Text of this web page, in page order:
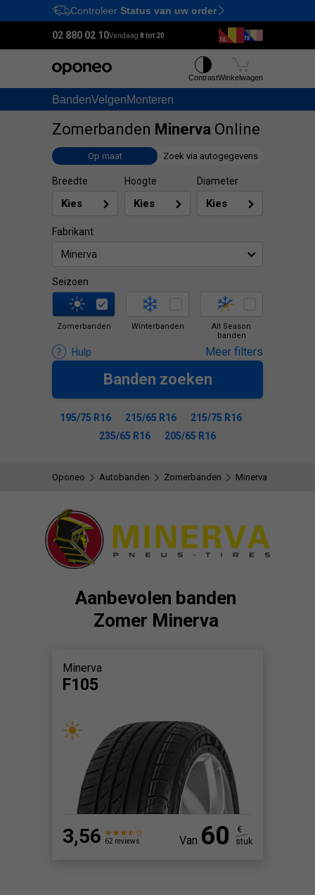
Ctrl M
Controleer Status van uw order
02 880 02 10Vandaag:8 tot 20
BandenVelgenMonteren
ContrastWinkelwagen
Zomerbanden Minerva Online
Op maat Zoek via autogegevens
Breedte Hoogte Diameter
Fabrikant
Minerva
Seizoen
Zomerbanden Winterbanden
All Season
banden
Hulp Meer filters
Banden zoeken
195/75 R16 215/65 R16
215/75 R16
235/65 R16
205/65 R16
Oponeo Autobanden Zomerbanden Minerva
Aanbevolen banden
Zomer Minerva
Minerva
F105
3,56 62 reviews Van 60
€
stuk